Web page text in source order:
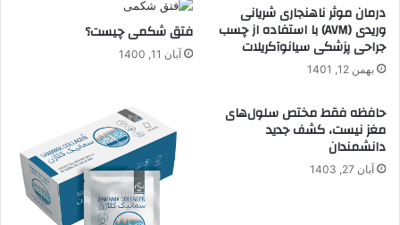
درمان موثر ناهنجاری شریانی
وریدی (AVM) با استفاده از چسب
جراحی پزشکی سیانوآکریلات
بهمن 12, 1401
فتق شکمی چیست؟
آبان 11, 1400
حافظه فقط مختص سلول‌های
مغز نیست، کشف جدید
دانشمندان
آبان 27, 1403